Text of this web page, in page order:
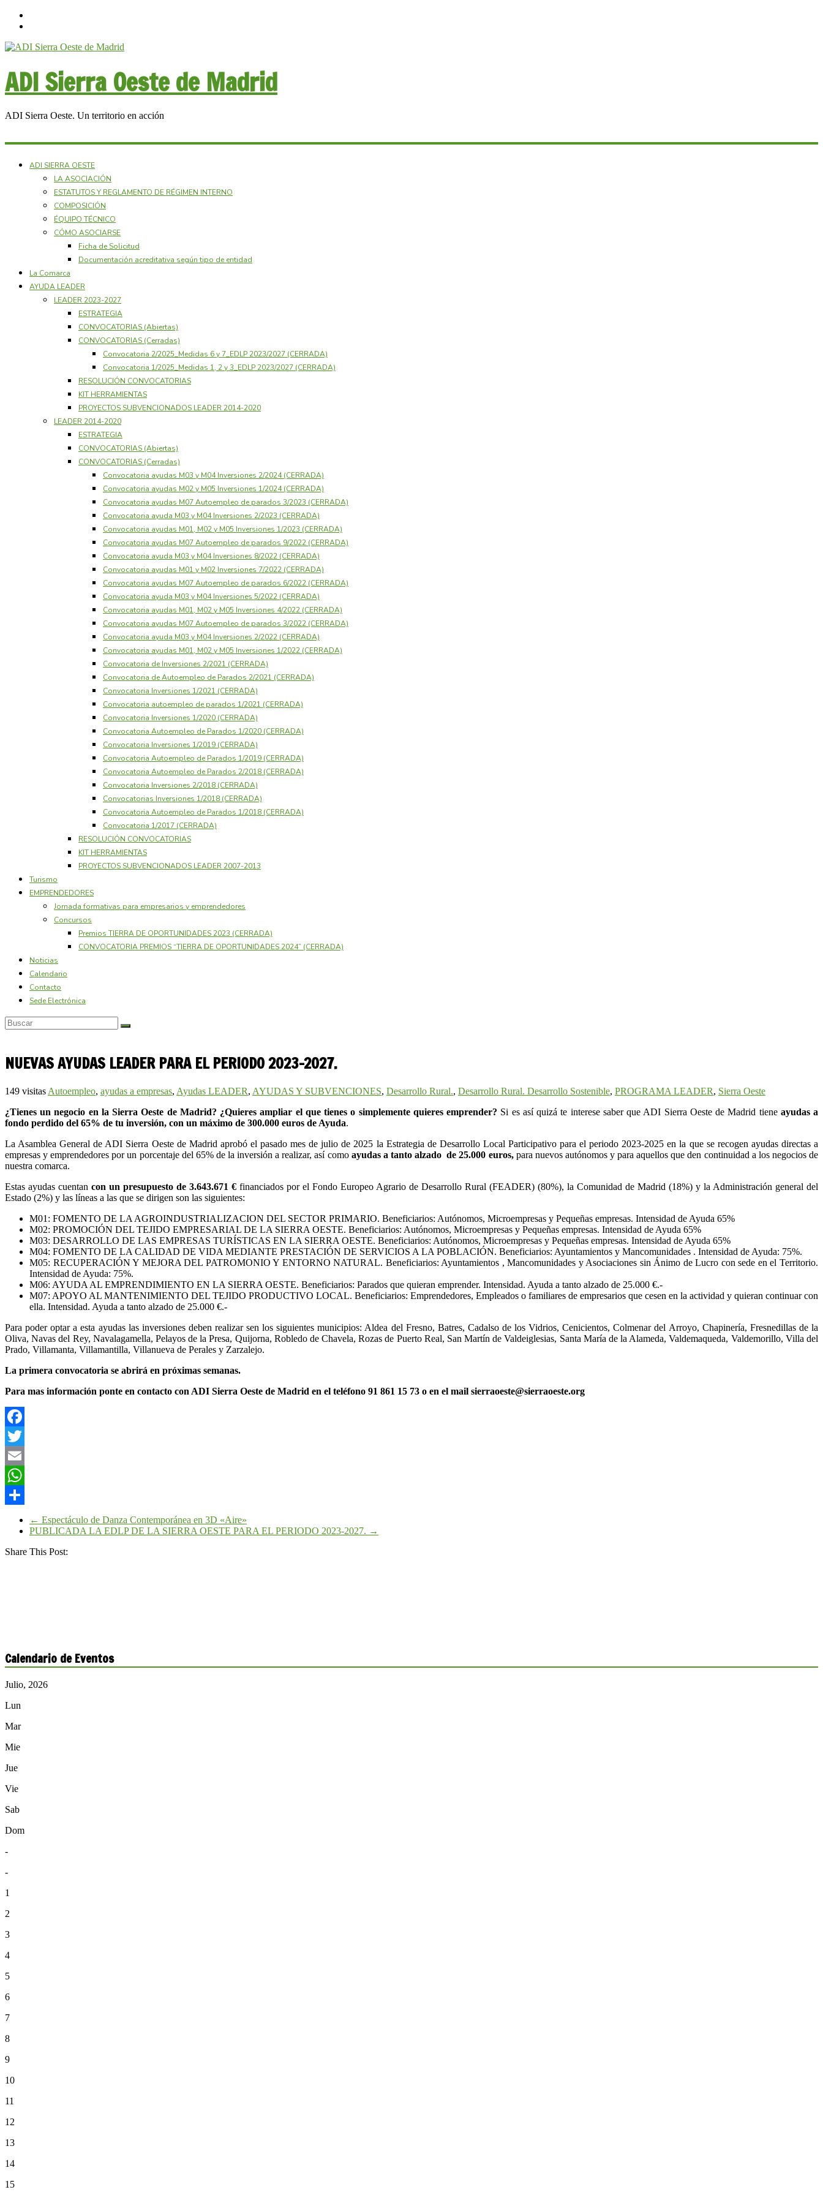
ADI Sierra Oeste de Madrid
ADI Sierra Oeste. Un territorio en acción
ADI SIERRA OESTE
LA ASOCIACIÓN
ESTATUTOS Y REGLAMENTO DE RÉGIMEN INTERNO
COMPOSICIÓN
ÉQUIPO TÉCNICO
CÓMO ASOCIARSE
Ficha de Solicitud
Documentación acreditativa según tipo de entidad
La Comarca
AYUDA LEADER
LEADER 2023-2027
ESTRATEGIA
CONVOCATORIAS (Abiertas)
CONVOCATORIAS (Cerradas)
Convocatoria 2/2025_Medidas 6 y 7_EDLP 2023/2027 (CERRADA)
Convocatoria 1/2025_Medidas 1, 2 y 3_EDLP 2023/2027 (CERRADA)
RESOLUCIÓN CONVOCATORIAS
KIT HERRAMIENTAS
PROYECTOS SUBVENCIONADOS LEADER 2014-2020
LEADER 2014-2020
ESTRATEGIA
CONVOCATORIAS (Abiertas)
CONVOCATORIAS (Cerradas)
Convocatoria ayudas M03 y M04 Inversiones 2/2024 (CERRADA)
Convocatoria ayudas M02 y M05 Inversiones 1/2024 (CERRADA)
Convocatoria ayudas M07 Autoempleo de parados 3/2023 (CERRADA)
Convocatoria ayuda M03 y M04 Inversiones 2/2023 (CERRADA)
Convocatoria ayudas M01, M02 y M05 Inversiones 1/2023 (CERRADA)
Convocatoria ayudas M07 Autoempleo de parados 9/2022 (CERRADA)
Convocatoria ayuda M03 y M04 Inversiones 8/2022 (CERRADA)
Convocatoria ayudas M01 y M02 Inversiones 7/2022 (CERRADA)
Convocatoria ayudas M07 Autoempleo de parados 6/2022 (CERRADA)
Convocatoria ayuda M03 y M04 Inversiones 5/2022 (CERRADA)
Convocatoria ayudas M01, M02 y M05 Inversiones 4/2022 (CERRADA)
Convocatoria ayudas M07 Autoempleo de parados 3/2022 (CERRADA)
Convocatoria ayuda M03 y M04 Inversiones 2/2022 (CERRADA)
Convocatoria ayudas M01, M02 y M05 Inversiones 1/2022 (CERRADA)
Convocatoria de Inversiones 2/2021 (CERRADA)
Convocatoria de Autoempleo de Parados 2/2021 (CERRADA)
Convocatoria Inversiones 1/2021 (CERRADA)
Convocatoria autoempleo de parados 1/2021 (CERRADA)
Convocatoria Inversiones 1/2020 (CERRADA)
Convocatoria Autoempleo de Parados 1/2020 (CERRADA)
Convocatoria Inversiones 1/2019 (CERRADA)
Convocatoria Autoempleo de Parados 1/2019 (CERRADA)
Convocatoria Autoempleo de Parados 2/2018 (CERRADA)
Convocatoria Inversiones 2/2018 (CERRADA)
Convocatorias Inversiones 1/2018 (CERRADA)
Convocatoria Autoempleo de Parados 1/2018 (CERRADA)
Convocatoria 1/2017 (CERRADA)
RESOLUCIÓN CONVOCATORIAS
KIT HERRAMIENTAS
PROYECTOS SUBVENCIONADOS LEADER 2007-2013
Turismo
EMPRENDEDORES
Jornada formativas para empresarios y emprendedores
Concursos
Premios TIERRA DE OPORTUNIDADES 2023 (CERRADA)
CONVOCATORIA PREMIOS “TIERRA DE OPORTUNIDADES 2024” (CERRADA)
Noticias
Calendario
Contacto
Sede Electrónica
NUEVAS AYUDAS LEADER PARA EL PERIODO 2023-2027.
149 visitas Autoempleo, ayudas a empresas, Ayudas LEADER, AYUDAS Y SUBVENCIONES, Desarrollo Rural., Desarrollo Rural. Desarrollo Sostenible, PROGRAMA LEADER, Sierra Oeste
¿Tienes un negocio en la Sierra Oeste de Madrid? ¿Quieres ampliar el que tienes o simplemente quieres emprender? Si es así quizá te interese saber que ADI Sierra Oeste de Madrid tiene ayudas a
fondo perdido del 65% de tu inversión, con un máximo de 300.000 euros de Ayuda.
La Asamblea General de ADI Sierra Oeste de Madrid aprobó el pasado mes de julio de 2025 la Estrategia de Desarrollo Local Participativo para el periodo 2023-2025 en la que se recogen ayudas directas a
empresas y emprendedores por un porcentaje del 65% de la inversión a realizar, así como ayudas a tanto alzado de 25.000 euros,para nuevos autónomos y para aquellos que den continuidad a los negocios de
nuestra comarca.
Estas ayudas cuentan con un presupuesto de 3.643.671 € financiados por el Fondo Europeo Agrario de Desarrollo Rural (FEADER) (80%), la Comunidad de Madrid (18%) y la Administración general del
Estado (2%) y las líneas a las que se dirigen son las siguientes:
M01: FOMENTO DE LA AGROINDUSTRIALIZACION DEL SECTOR PRIMARIO. Beneficiarios: Autónomos, Microempresas y Pequeñas empresas. Intensidad de Ayuda 65%
M02: PROMOCIÓN DEL TEJIDO EMPRESARIAL DE LA SIERRA OESTE. Beneficiarios: Autónomos, Microempresas y Pequeñas empresas. Intensidad de Ayuda 65%
M03: DESARROLLO DE LAS EMPRESAS TURÍSTICAS EN LA SIERRA OESTE. Beneficiarios: Autónomos, Microempresas y Pequeñas empresas. Intensidad de Ayuda 65%
M04: FOMENTO DE LA CALIDAD DE VIDA MEDIANTE PRESTACIÓN DE SERVICIOS A LA POBLACIÓN. Beneficiarios: Ayuntamientos y Mancomunidades . Intensidad de Ayuda: 75%.
M05: RECUPERACIÓN Y MEJORA DEL PATROMONIO Y ENTORNO NATURAL. Beneficiarios: Ayuntamientos , Mancomunidades y Asociaciones sin Ánimo de Lucro con sede en el Territorio.
Intensidad de Ayuda: 75%.
M06: AYUDA AL EMPRENDIMIENTO EN LA SIERRA OESTE. Beneficiarios: Parados que quieran emprender. Intensidad. Ayuda a tanto alzado de 25.000 €.-
M07: APOYO AL MANTENIMIENTO DEL TEJIDO PRODUCTIVO LOCAL. Beneficiarios: Emprendedores, Empleados o familiares de empresarios que cesen en la actividad y quieran continuar con
ella. Intensidad. Ayuda a tanto alzado de 25.000 €.-
Para poder optar a esta ayudas las inversiones deben realizar sen los siguientes municipios: Aldea del Fresno, Batres, Cadalso de los Vidrios, Cenicientos, Colmenar del Arroyo, Chapinería, Fresnedillas de la
Oliva, Navas del Rey, Navalagamella, Pelayos de la Presa, Quijorna, Robledo de Chavela, Rozas de Puerto Real, San Martín de Valdeiglesias, Santa María de la Alameda, Valdemaqueda, Valdemorillo, Villa del
Prado, Villamanta, Villamantilla, Villanueva de Perales y Zarzalejo.
La primera convocatoria se abrirá en próximas semanas.
Para mas información ponte en contacto con ADI Sierra Oeste de Madrid en el teléfono 91 861 15 73 o en el mail sierraoeste@sierraoeste.org
Facebook
Twitter
Email
WhatsApp
Compartir
← Espectáculo de Danza Contemporánea en 3D «Aire»
PUBLICADA LA EDLP DE LA SIERRA OESTE PARA EL PERIODO 2023-2027. →
Share This Post:
Calendario de Eventos
Julio, 2026
Lun
Mar
Mie
Jue
Vie
Sab
Dom
-
-
1
2
3
4
5
6
7
8
9
10
11
12
13
14
15